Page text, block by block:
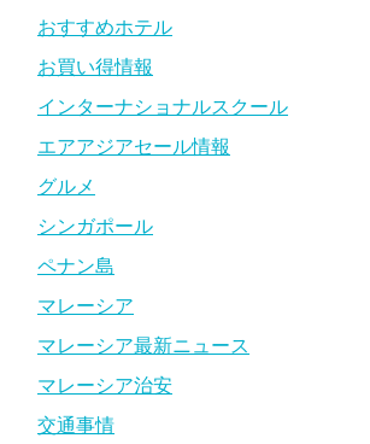
おすすめホテル
お買い得情報
インターナショナルスクール
エアアジアセール情報
グルメ
シンガポール
ペナン島
マレーシア
マレーシア最新ニュース
マレーシア治安
交通事情